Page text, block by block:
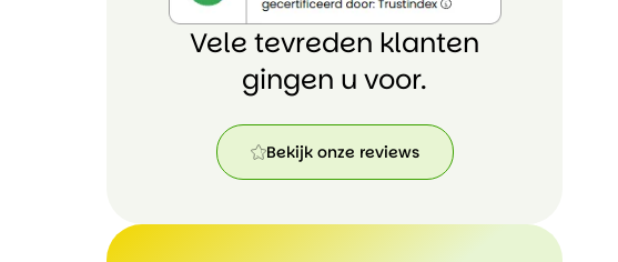
Vele tevreden klanten
gingen u voor.
Bekijk onze reviews